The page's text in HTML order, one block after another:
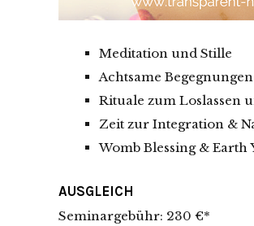
Meditation und Stille
Achtsame Begegnungen
Rituale zum Loslassen
Zeit zur Integration &
Womb Blessing & Earth
AUSGLEICH
Seminargebühr: 230 €*